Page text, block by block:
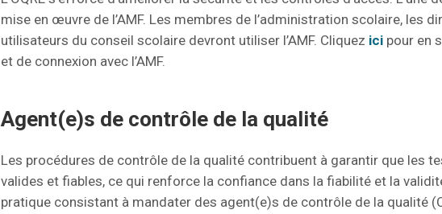
mise en œuvre de l’AMF. Les membres de l’administration scolaire, les
utilisateurs du conseil scolaire devront utiliser l’AMF. Cliquez ici pour en
et de connexion avec l’AMF.
Agent(e)s de contrôle de la qualité
Les procédures de contrôle de la qualité contribuent à garantir que les
valides et fiables, ce qui renforce la confiance dans la fiabilité et la
pratique consistant à mandater des agent(e)s de contrôle de la qualité